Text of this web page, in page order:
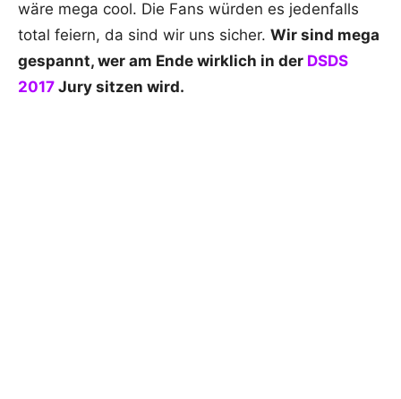
wäre mega cool. Die Fans würden es jedenfalls
total feiern, da sind wir uns sicher. Wir sind mega
gespannt, wer am Ende wirklich in der DSDS
2017 Jury sitzen wird.